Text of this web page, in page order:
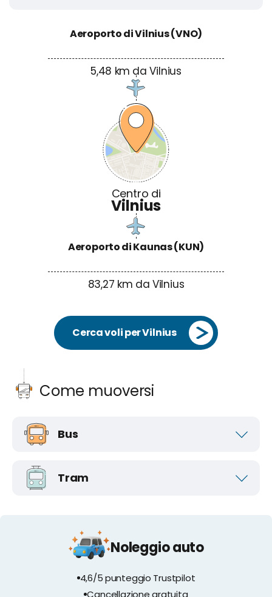
Aeroporto di Vilnius (VNO)
5,48 km da Vilnius
Aeroporto di Kaunas (KUN)
83,27 km da Vilnius
Cerca voli per Vilnius
Come muoversi
Bus
Tram
Noleggio auto
4,6/5 punteggio Trustpilot
Cancellazione gratuita